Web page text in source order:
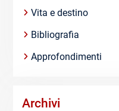
Vita e destino
Bibliografia
Approfondimenti
Archivi